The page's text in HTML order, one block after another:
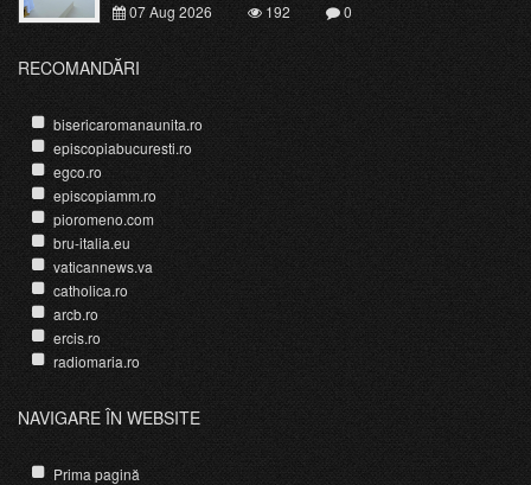
07 Aug 2026
192 0
RECOMANDĂRI
bisericaromanaunita.ro
episcopiabucuresti.ro
egco.ro
episcopiamm.ro
pioromeno.com
bru-italia.eu
vaticannews.va
catholica.ro
arcb.ro
ercis.ro
radiomaria.ro
NAVIGARE ÎN WEBSITE
Prima pagină